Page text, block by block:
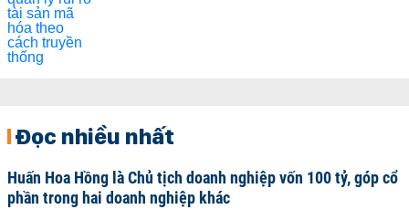
Đọc nhiều nhất
Huấn Hoa Hồng là Chủ tịch doanh nghiệp vốn 100 tỷ, góp cổ
phần trong hai doanh nghiệp khác